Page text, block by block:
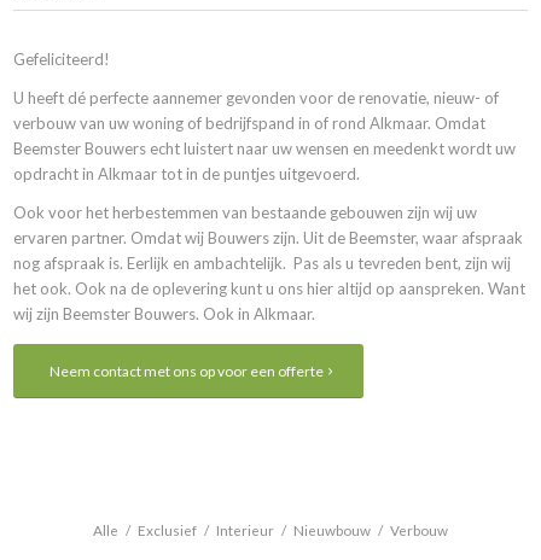
Gefeliciteerd!
U heeft dé perfecte aannemer gevonden voor de renovatie, nieuw- of
verbouw van uw woning of bedrijfspand in of rond Alkmaar. Omdat
Beemster Bouwers echt luistert naar uw wensen en meedenkt wordt uw
opdracht in Alkmaar tot in de puntjes uitgevoerd.
Ook voor het herbestemmen van bestaande gebouwen zijn wij uw
ervaren partner. Omdat wij Bouwers zijn. Uit de Beemster, waar afspraak
nog afspraak is. Eerlijk en ambachtelijk. Pas als u tevreden bent, zijn wij
het ook. Ook na de oplevering kunt u ons hier altijd op aanspreken. Want
wij zijn Beemster Bouwers. Ook in Alkmaar.
Neem contact met ons op voor een offerte
Alle / Exclusief / Interieur / Nieuwbouw / Verbouw